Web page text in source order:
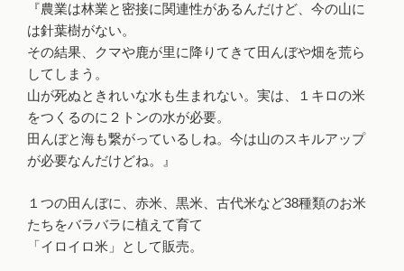
『農業は林業と密接に関連性があるんだけど、今の山に
は針葉樹がない。
その結果、クマや鹿が里に降りてきて田んぼや畑を荒ら
してしまう。
山が死ぬときれいな水も生まれない。実は、１キロの米
をつくるのに２トンの水が必要。
田んぼと海も繋がっているしね。今は山のスキルアップ
が必要なんだけどね。』
１つの田んぼに、赤米、黒米、古代米など38種類のお米
たちをバラバラに植えて育て
「イロイロ米」として販売。